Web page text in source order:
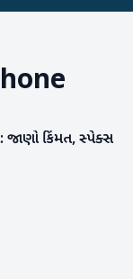
કિંમત, સ્પેક્સ